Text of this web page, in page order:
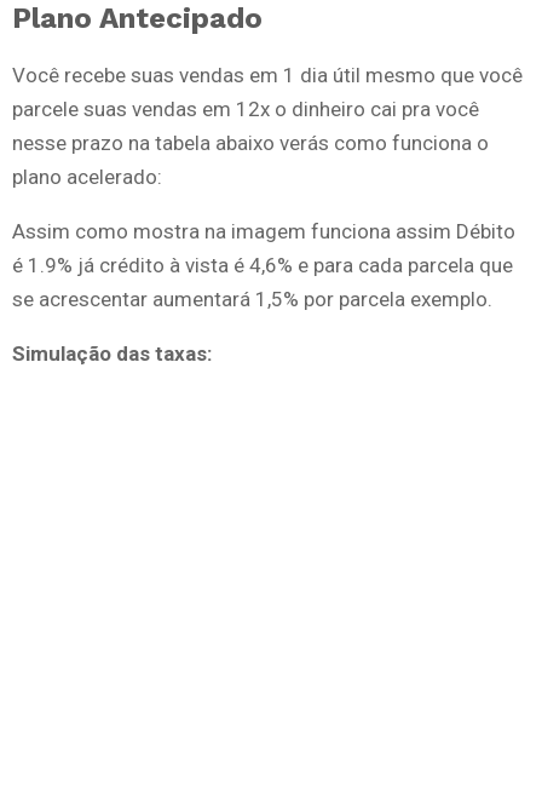
Plano Antecipado
Você recebe suas vendas em 1 dia útil mesmo que você
parcele suas vendas em 12x o dinheiro cai pra você
nesse prazo na tabela abaixo verás como funciona o
plano acelerado:
Assim como mostra na imagem funciona assim Débito
é 1.9% já crédito à vista é 4,6% e para cada parcela que
se acrescentar aumentará 1,5% por parcela exemplo.
Simulação das taxas: